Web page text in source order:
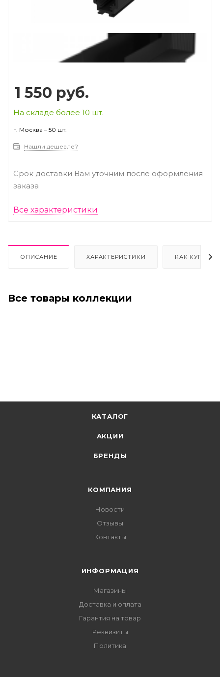
1 550 руб.
На складе более 10 шт.
г. Москва – 50 шт.
Нашли дешевле?
Срок доставки Вам уточним после оформления
заказа
Все характеристики
ОПИСАНИЕ ХАРАКТЕРИСТИКИ КАК КУПИТЬ
Все товары коллекции
КАТАЛОГ
АКЦИИ
БРЕНДЫ
КОМПАНИЯ
Новости
Отзывы
Контакты
ИНФОРМАЦИЯ
Магазины
Доставка и оплата
Гарантия на товар
Реквизиты
Политика